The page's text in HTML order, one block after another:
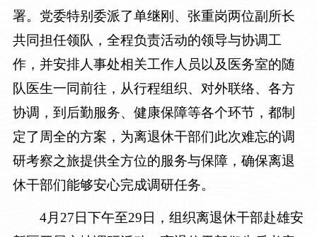
署。党委特别委派了单继刚、张重岗两位副所长
共同担任领队，全程负责活动的领导与协调工
作，并安排人事处相关工作人员以及医务室的随
队医生一同前往，从行程组织、对外联络、各方
协调，到后勤服务、健康保障等各个环节，都制
定了周全的方案，为离退休干部们此次难忘的调
研考察之旅提供全方位的服务与保障，确保离退
休干部们能够安心完成调研任务。
4月27日下午至29日，组织离退休干部赴雄安